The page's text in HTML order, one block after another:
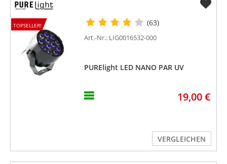
TOPSELLER! (63)
Art.-Nr.: LIG0016532-000
PURElight LED NANO PAR UV
19,00 €
VERGLEICHEN